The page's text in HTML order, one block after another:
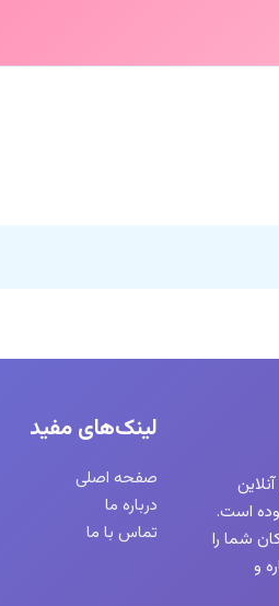
آنلاین
است.
شما را
بهاره و
لینک‌های مفید
صفحه اصلی
درباره ما
تماس با ما